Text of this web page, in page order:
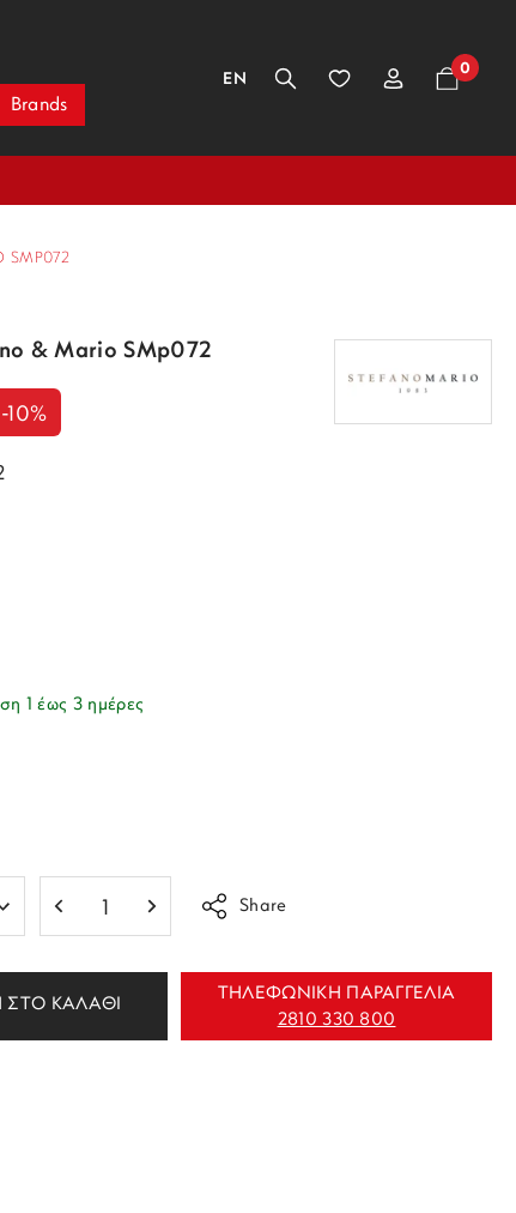
Brands
EN
0
SMP072
& Mario SMp072
-10%
1 έως 3 ημέρες
Share
ΣΤΟ ΚΑΛΑΘΙ
ΤΗΛΕΦΩΝΙΚΗ ΠΑΡΑΓΓΕΛΙΑ
2810 330 800